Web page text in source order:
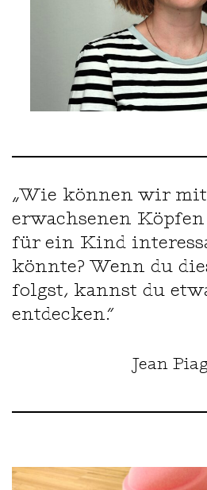
„Wie können wir
erwachsenen
für ein Kind
könnte? Wenn du
folgst, kannst du
entdecken.“
Jean